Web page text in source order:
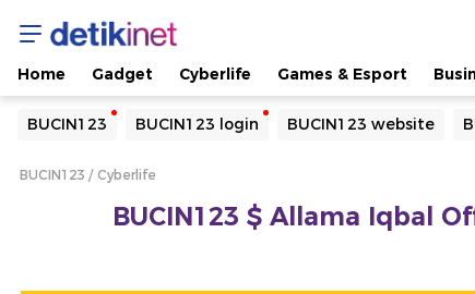
Home Gadget Cyberlife Games & Esport
BUCIN123 BUCIN123 login BUCIN123 website
Yang sedang ramai dicari
Loading...
BUCIN123 Cyberlife
BUCIN123 $ Allama Iqbal